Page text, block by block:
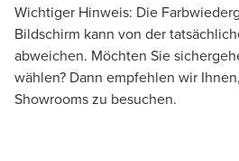
Wichtiger Hinweis: Die
Bildschirm kann von der
abweichen. Möchten Sie
wählen? Dann empfehlen wir
Showrooms zu besuchen.